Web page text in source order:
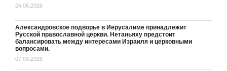
24.06.2026
Александровское подворье в Иерусалиме принадлежит
Русской православной церкви. Нетаньяху предстоит
балансировать между интересами Израиля и церковными
вопросами.
07.03.2026